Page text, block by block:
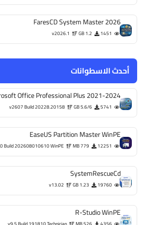
أحدث الاسطوانات
Office Professional Plus 2021-2024
5741
5.6/6 GB
v2607 Build 20228.20158
EaseUS Partition Master WinPE
12251
779 MB
Build 202608010610 WinPE
SystemRescueCd
19760
1.23 GB
v13.02
R-Studio WinPE
FaresCD System Master 2026
1451
1.2 GB
v2026.1